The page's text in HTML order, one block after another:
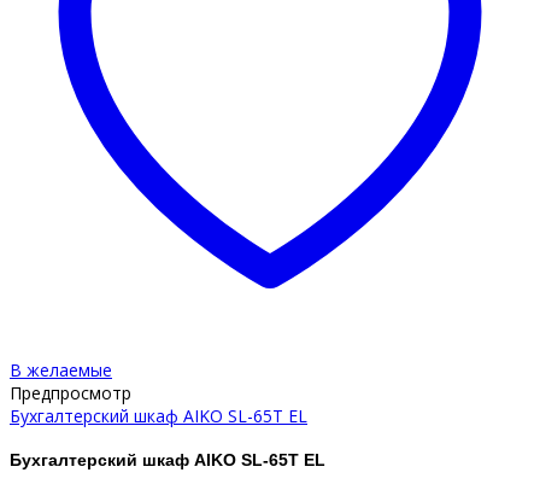
В желаемые
Предпросмотр
Бухгалтерский шкаф AIKO SL-65Т EL
Бухгалтерский шкаф AIKO SL-65T EL